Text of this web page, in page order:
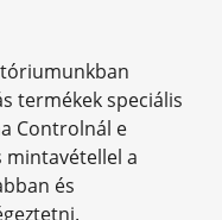
termékek speciális
Controlnál e
mintavétellel a
és